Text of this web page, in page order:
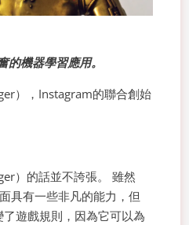
的機器學習應用。
），Instagram的聯合創始
）的話並不誇張。 雖然
具有一些非凡的能力，但
遊戲規則，因為它可以為